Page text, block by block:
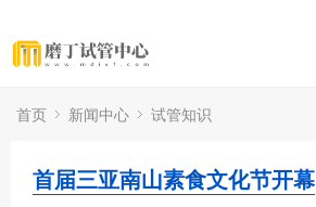
首页 新闻中心 试管知识
首届三亚南山素食文化节开幕